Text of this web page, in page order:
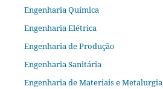
Engenharia Química
Engenharia Elétrica
Engenharia de Produção
Engenharia Sanitária
Engenharia de Materiais e Metalurgia